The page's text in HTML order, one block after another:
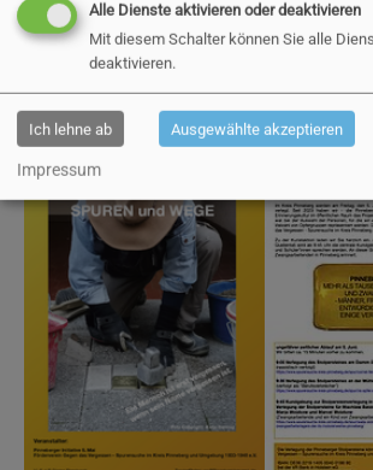
Show larger version Show
Alle Dienste aktivieren oder deaktivieren
Mit diesem Schalter können Sie alle
deaktivieren.
Ich lehne ab Ausgewählte akzeptieren
Impressum